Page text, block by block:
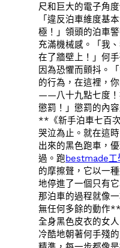
尺和巨大的電子角
「違反泊車維度基
極！」領頭的泊車
充滿機械感。「我
在了牆壁上！」何
因為恐懼而顫抖。
的行為，在這裡，
——八十九點七度！
懲罰！」懲罰的內
**《新手泊車七百
哭泣為止。就在這
出來的黑色跑車，
過。跑bestmade工
的摩擦聲，它以一
地停進了一個只有
那泊車的過程就像
無任何多餘的動作
全身黑色皮衣的女
冷酷地朝著何手殘